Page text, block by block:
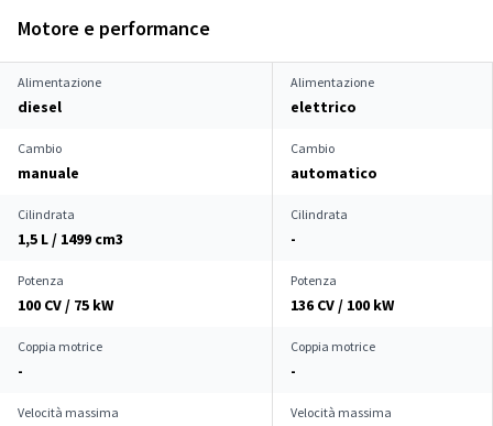
Motore e performance
Alimentazione
diesel
Alimentazione
elettrico
Cambio
manuale
Cambio
automatico
Cilindrata
1,5 L / 1499 cm3
Cilindrata
-
Potenza
100 CV / 75 kW
Potenza
136 CV / 100 kW
Coppia motrice
-
Coppia motrice
-
Velocità massima Velocità massima